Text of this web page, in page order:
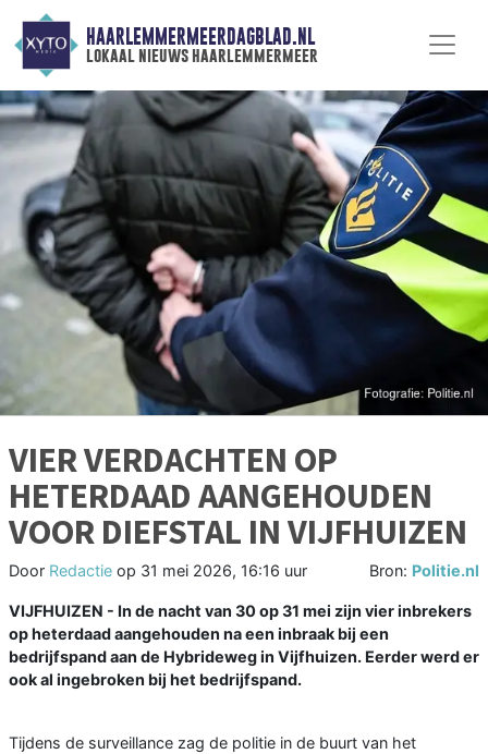
HAARLEMMERMEERDAGBLAD.NL
lokaal nieuws haarlemmermeer
VIER VERDACHTEN OP
HETERDAAD AANGEHOUDEN
VOOR DIEFSTAL IN VIJFHUIZEN
Door Redactie op 31 mei 2026, 16:16 uur Bron: Politie.nl
VIJFHUIZEN - In de nacht van 30 op 31 mei zijn vier inbrekers
op heterdaad aangehouden na een inbraak bij een
bedrijfspand aan de Hybrideweg in Vijfhuizen. Eerder werd er
ook al ingebroken bij het bedrijfspand.
Tijdens de surveillance zag de politie in de buurt van het